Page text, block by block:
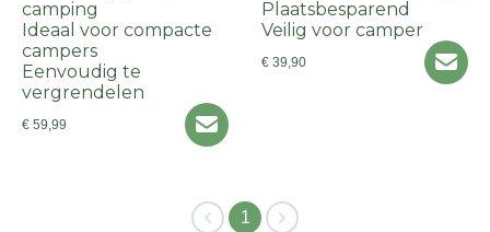
camping
Ideaal voor compacte
campers
Eenvoudig te
vergrendelen
€ 59,99
Plaatsbesparend
Veilig voor camper
€ 39,90
1